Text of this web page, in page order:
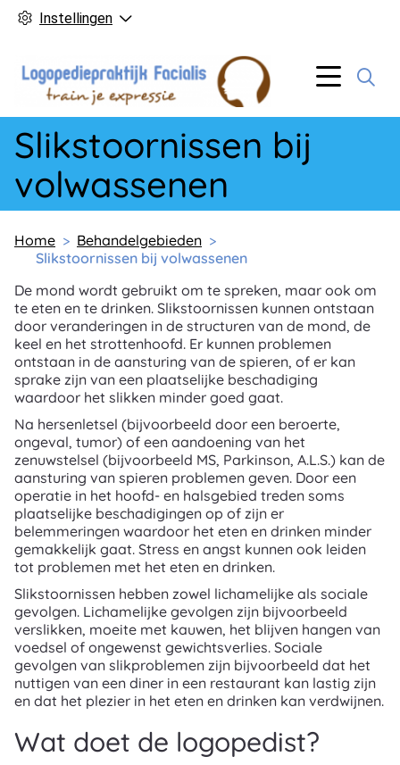
Instellingen
Menu
Home
Behandelgebieden
Slikstoornissen bij volwassenen
Slikstoornissen bij
volwassenen
De mond wordt gebruikt om te spreken, maar ook om
te eten en te drinken. Slikstoornissen kunnen ontstaan
door veranderingen in de structuren van de mond, de
keel en het strottenhoofd. Er kunnen problemen
ontstaan in de aansturing van de spieren, of er kan
sprake zijn van een plaatselijke beschadiging
waardoor het slikken minder goed gaat.
Na hersenletsel (bijvoorbeeld door een beroerte,
ongeval, tumor) of een aandoening van het
zenuwstelsel (bijvoorbeeld MS, Parkinson, A.L.S.) kan de
aansturing van spieren problemen geven. Door een
operatie in het hoofd- en halsgebied treden soms
plaatselijke beschadigingen op of zijn er
belemmeringen waardoor het eten en drinken minder
gemakkelijk gaat. Stress en angst kunnen ook leiden
tot problemen met het eten en drinken.
Slikstoornissen hebben zowel lichamelijke als sociale
gevolgen. Lichamelijke gevolgen zijn bijvoorbeeld
verslikken, moeite met kauwen, het blijven hangen van
voedsel of ongewenst gewichtsverlies. Sociale
gevolgen van slikproblemen zijn bijvoorbeeld dat het
nuttigen van een diner in een restaurant kan lastig zijn
en dat het plezier in het eten en drinken kan verdwijnen.
Wat doet de logopedist?